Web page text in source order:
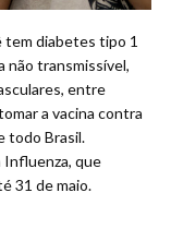
diabetes tipo 1
não transmissível,
entre
a vacina contra
todo Brasil.
Influenza, que
31 de maio.